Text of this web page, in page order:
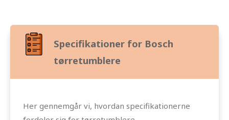
Specifikationer for Bosch
tørretumblere
Her gennemgår vi, hvordan specifikationerne